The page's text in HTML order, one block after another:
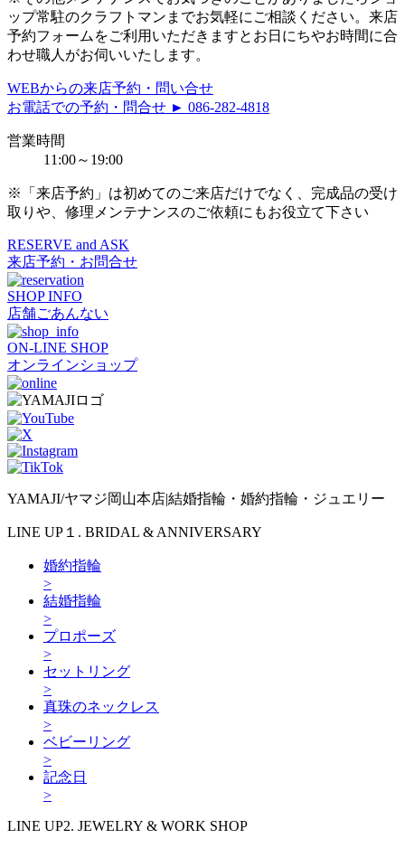
ップ常駐のクラフトマンまでお気軽にご相談ください。来店
予約フォームをご利用いただきますとお日にちやお時間に合
わせ職人がお伺いいたします。
WEBからの来店予約・問い合せ
お電話での予約・問合せ ► 086-282-4818
営業時間
11:00～19:00
※「来店予約」は初めてのご来店だけでなく、完成品の受け
取りや、修理メンテナンスのご依頼にもお役立て下さい
RESERVE and ASK
来店予約・お問合せ
SHOP INFO
店舗ごあんない
ON-LINE SHOP
オンラインショップ
YAMAJI/ヤマジ岡山本店|結婚指輪・婚約指輪・ジュエリー
LINE UP１. BRIDAL & ANNIVERSARY
婚約指輪
>
結婚指輪
>
プロポーズ
>
セットリング
>
真珠のネックレス
>
ベビーリング
>
記念日
>
LINE UP2. JEWELRY & WORK SHOP